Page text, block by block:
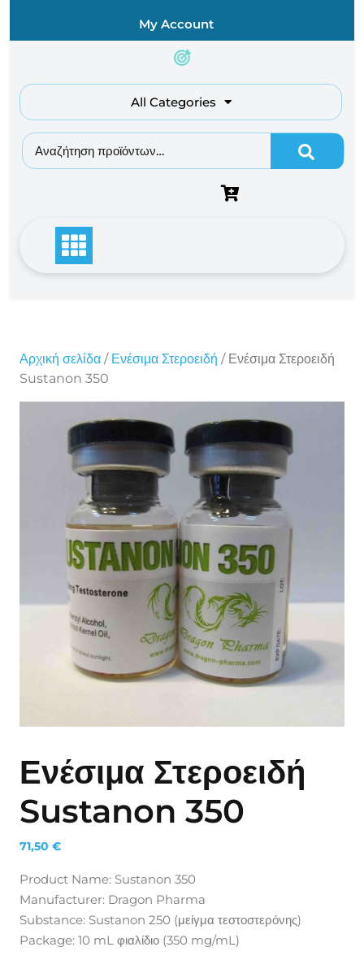
My Account
All Categories
Αναζήτηση για:
Αρχική σελίδα / Ενέσιμα Στεροειδή / Ενέσιμα Στεροειδή
Sustanon 350
Ενέσιμα Στεροειδή
Sustanon 350
71,50 €
Product Name: Sustanon 350
Manufacturer: Dragon Pharma
Substance: Sustanon 250 (μείγμα τεστοστερόνης)
Package: 10 mL φιαλίδιο (350 mg/mL)